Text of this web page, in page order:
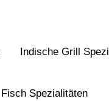
Indische Grill
Fisch Spezialitäten